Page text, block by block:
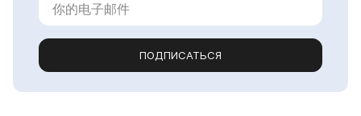
ПОДПИСАТЬСЯ